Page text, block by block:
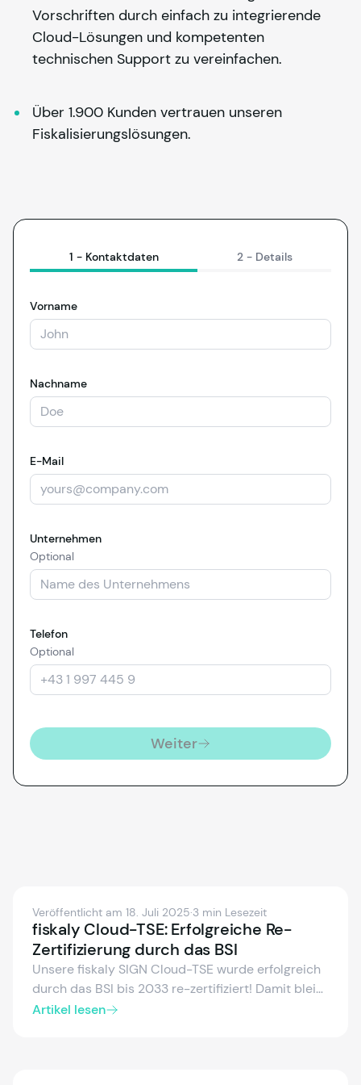
Vorschriften durch einfach zu integrierende
Cloud-Lösungen und kompetenten
technischen Support zu vereinfachen.
Über 1.900 Kunden vertrauen unseren
Fiskalisierungslösungen.
1 - Kontaktdaten 2 - Details
Vorname
Nachname
E-Mail
Unternehmen
Optional
Telefon
Optional
Weiter
Veröffentlicht am 18. Juli 2025·3 min Lesezeit
fiskaly Cloud-TSE: Erfolgreiche Re-
Zertifizierung durch das BSI
Unsere fiskaly SIGN Cloud-TSE wurde erfolgreich
durch das BSI bis 2033 re-zertifiziert! Damit bleibt
Ihre Fiskalisierungslösung langfristig
Artikel lesen